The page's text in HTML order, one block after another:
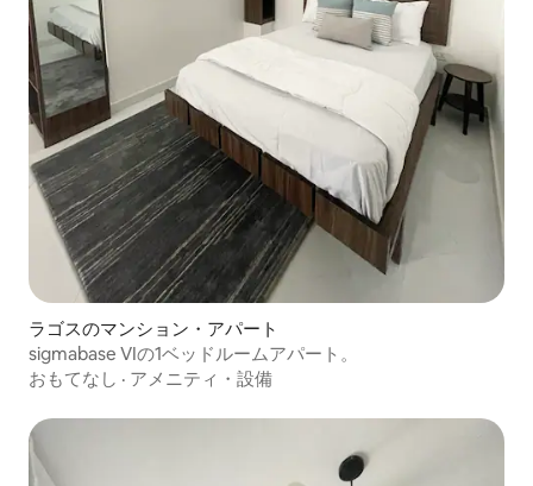
ラゴスのマンション・アパート
sigmabase VIの1ベッドルームアパート。
おもてなし · アメニティ・設備